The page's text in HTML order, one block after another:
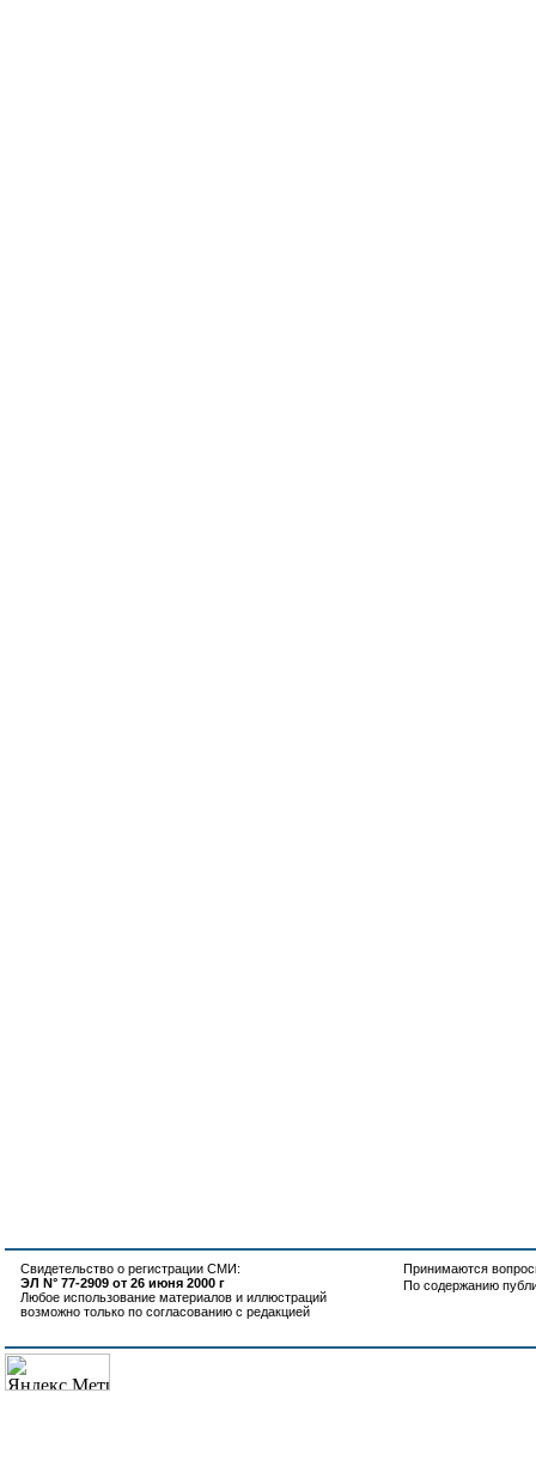
Свидетельство о регистрации СМИ:
ЭЛ N° 77-2909 от 26 июня 2000 г
Любое использование материалов и иллюстраций
возможно только по согласованию с редакцией
Принимаются
По содержанию